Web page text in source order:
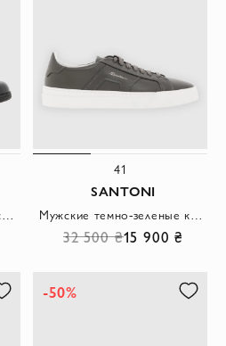
41
SANTONI
32 500 ₴15 900 ₴
-50%